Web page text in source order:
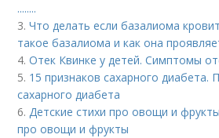
........
3.Что делать если базалиома
такое базалиома и как она
4.Отек Квинке у детей. Симптомы
5. 15 признаков сахарного диабета.
сахарного диабета
6.Детские стихи про овощи и
про овощи и фрукты